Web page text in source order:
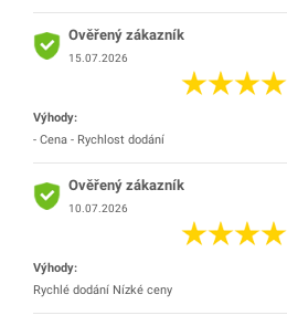
Ověřený zákazník
15.07.2026
Výhody:
- Cena - Rychlost dodání
Ověřený zákazník
10.07.2026
Výhody:
Rychlé dodání Nízké ceny